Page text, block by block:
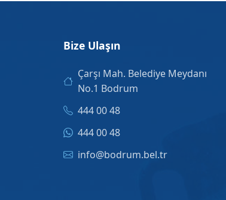
Bize Ulaşın
Çarşı Mah. Belediye Meydanı
No.1 Bodrum
444 00 48
444 00 48
info@bodrum.bel.tr